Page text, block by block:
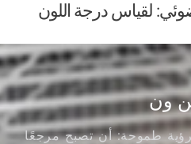
لقياس درجة اللون
ون
طموحة: أن تصبح مرجعًا